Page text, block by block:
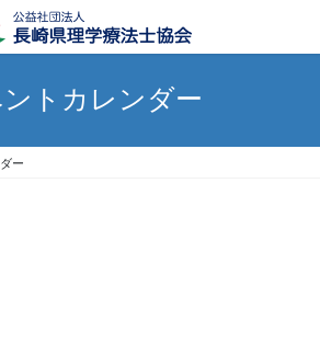
トカレンダー
ー